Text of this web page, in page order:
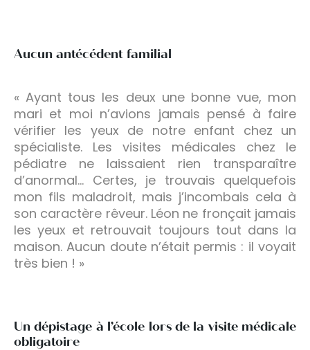
Aucun antécédent familial
« Ayant tous les deux une bonne vue, mon
mari et moi n’avions jamais pensé à faire
vérifier les yeux de notre enfant chez un
spécialiste. Les visites médicales chez le
pédiatre ne laissaient rien transparaître
d’anormal… Certes, je trouvais quelquefois
mon fils maladroit, mais j’incombais cela à
son caractère rêveur. Léon ne fronçait jamais
les yeux et retrouvait toujours tout dans la
maison. Aucun doute n’était permis : il voyait
très bien ! »
Un dépistage à l’école lors de la visite médicale
obligatoire